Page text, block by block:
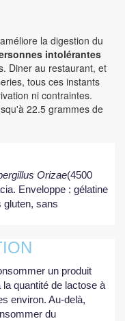
la digestion du
intolérantes
Diner au restaurant, et
tous ces instants
ni contraintes.
22.5 grammes de
Orizae(4500
Enveloppe : gélatine
gluten, sans
un produit
quantité de lactose à
environ. Au-delà,
du